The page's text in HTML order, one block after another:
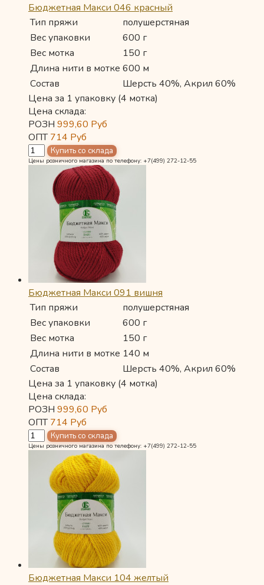
Бюджетная Макси 046 красный
Тип пряжи
полушерстяная
Вес упаковки
600 г
Вес мотка
150 г
Длина нити в мотке 600 м
Состав
Шерсть 40%, Акрил 60%
Цена за 1 упаковку (4 мотка)
Цена склада:
РОЗН 999,60 Руб
ОПТ714 Руб
Цены розничного магазина по телефону: +7(499) 272-12-55
Бюджетная Макси 091 вишня
Тип пряжи
полушерстяная
Вес упаковки
600 г
Вес мотка
150 г
Длина нити в мотке 140 м
Состав
Шерсть 40%, Акрил 60%
Цена за 1 упаковку (4 мотка)
Цена склада:
РОЗН 999,60 Руб
ОПТ714 Руб
Цены розничного магазина по телефону: +7(499) 272-12-55
Бюджетная Макси 104 желтый